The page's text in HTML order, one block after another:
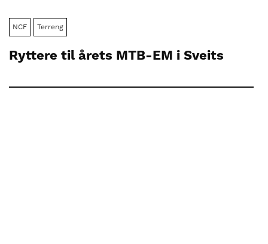
NCF Terreng
Ryttere til årets MTB-EM i Sveits